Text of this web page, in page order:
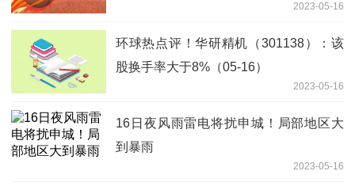
2023-05-16
环球热点评！华研精机（301138）：该
股换手率大于8%（05-16）
2023-05-16
16日夜风雨雷电将扰申城！局部地区大
到暴雨
2023-05-16